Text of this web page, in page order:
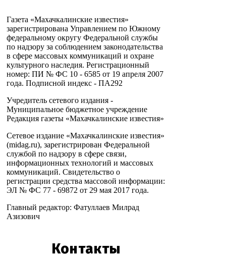
Газета «Махачкалинские известия»
зарегистрирована Управлением по Южному
федеральному округу Федеральной службы
по надзору за соблюдением законодательства
в сфере массовых коммуникаций и охране
культурного наследия. Регистрационный
номер: ПИ № ФС 10 - 6585 от 19 апреля 2007
года. Подписной индекс - ПА292
Учредитель сетевого издания -
Муниципальное бюджетное учреждение
Редакция газеты «Махачкалинские известия»
Сетевое издание «Махачкалинские известия»
(midag.ru), зарегистрирован Федеральной
службой по надзору в сфере связи,
информационных технологий и массовых
коммуникаций. Свидетельство о
регистрации средства массовой информации:
ЭЛ № ФС 77 - 69872 от 29 мая 2017 года.
Главный редактор: Фатуллаев Милрад
Азизович
Контакты